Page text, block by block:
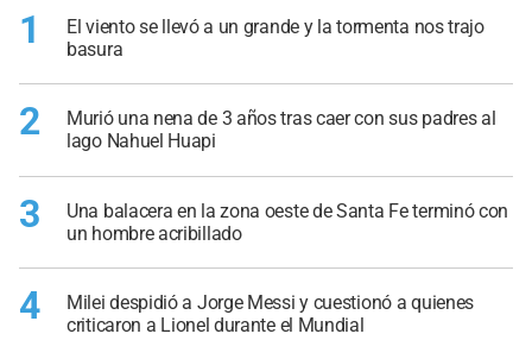
1
El viento se llevó a un grande y la tormenta nos trajo
basura
2
Murió una nena de 3 años tras caer con sus padres al
lago Nahuel Huapi
3
Una balacera en la zona oeste de Santa Fe terminó con
un hombre acribillado
4
Milei despidió a Jorge Messi y cuestionó a quienes
criticaron a Lionel durante el Mundial